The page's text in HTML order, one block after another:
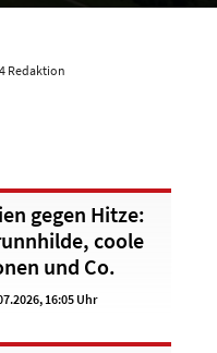
Redaktion
gegen Hitze:
coole
und Co.
16:05 Uhr